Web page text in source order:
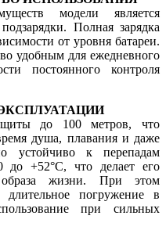
модели является
Полная зарядка
от уровня батареи.
удобным для ежедневного
постоянного контроля
до 100 метров, что
душа, плавания и даже
устойчиво к перепадам
до +52°C, что делает его
жизни. При этом
длительное погружение в
при сильных